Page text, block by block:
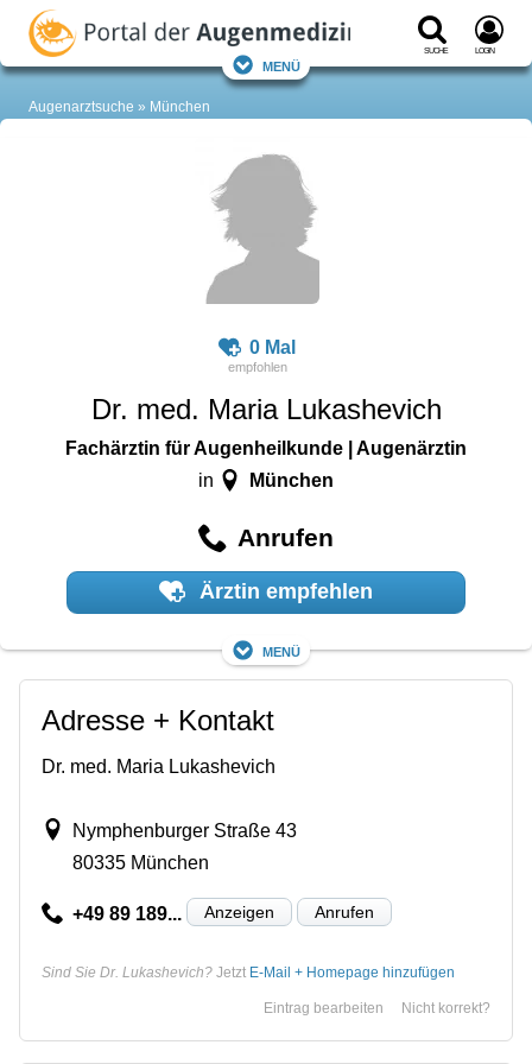
Suche Login
Menü
Augenarztsuche München
0 Mal
Dr. med. Maria Lukashevich
Fachärztin für Augenheilkunde | Augenärztin
in München
Anrufen
Ärztin empfehlen
Menü
Adresse + Kontakt
Dr. med. Maria Lukashevich
Nymphenburger Straße 43
80335 München
+49 89 189... Anzeigen Anrufen
Sind Sie Dr. Lukashevich? Jetzt E-Mail + Homepage hinzufügen
Nicht korrekt?
Eintrag bearbeiten